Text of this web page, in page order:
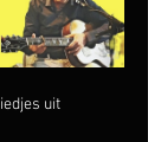
uit